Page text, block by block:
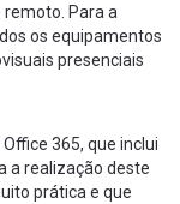
Para a
os equipamentos
presenciais
365, que inclui
a realização deste
prática e que